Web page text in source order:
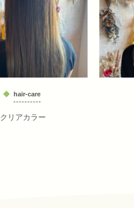
hair-care
クリアカラー